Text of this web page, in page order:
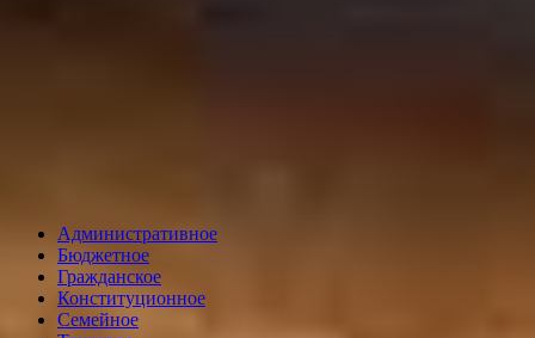
Административное
Бюджетное
Гражданское
Конституционное
Семейное